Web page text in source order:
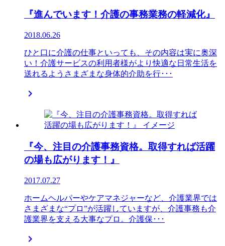
『進んでいます！介護の事務業務の軽減化』
2018.06.26
ひと口に介護の仕事といっても、その内容は実に奥深
い！介護サービスの利用者様がより快適な日常生活を
送れるようさまざまな身体的介助を行･･･

『今、注目の介護事務資格。取得すれば活躍
の場も広がります！』
2017.07.27
ホームヘルパーやケアマネジャーなど、介護業界では
さまざまな“プロ”が活躍していますが、介護事務も介
護業界を支える大事なプロ。介護保･･･
